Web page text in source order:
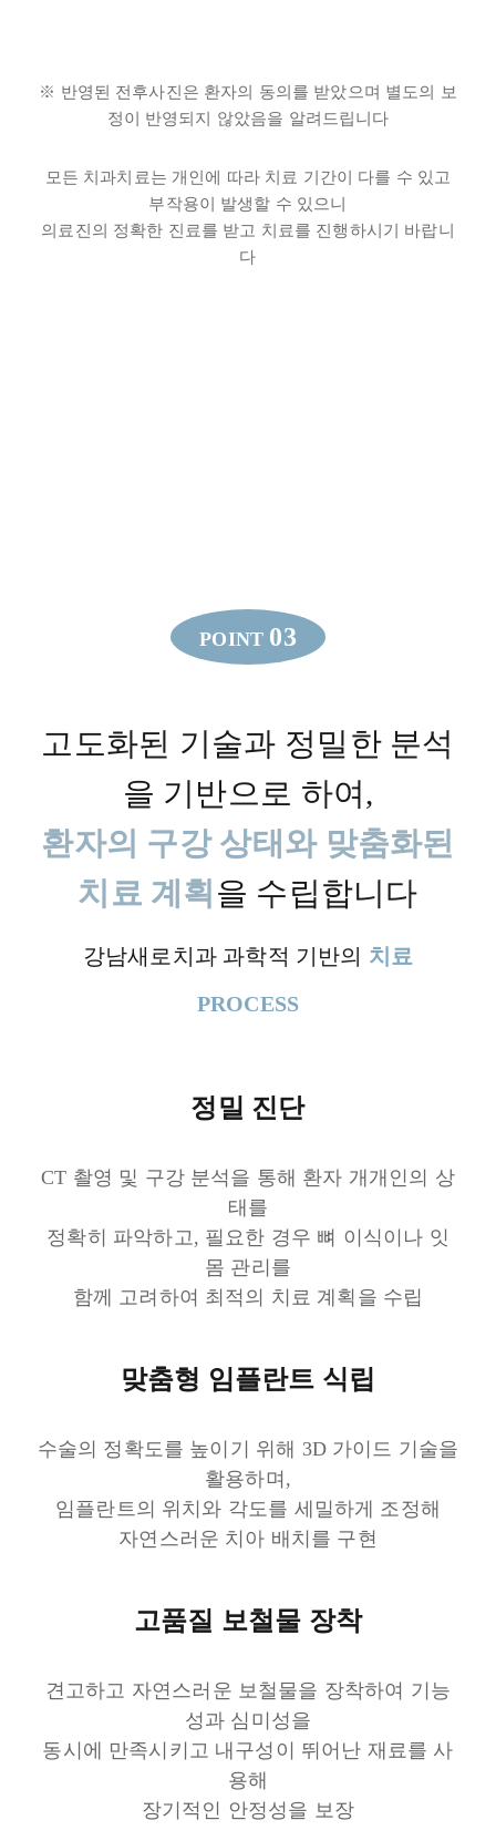
※ 반영된 전후사진은 환자의 동의를 받았으며 별도의 보
정이 반영되지 않았음을 알려드립니다
모든 치과치료는 개인에 따라 치료 기간이 다를 수 있고
부작용이 발생할 수 있으니
의료진의 정확한 진료를 받고 치료를 진행하시기 바랍니
다
POINT 03
고도화된 기술과 정밀한 분석
을 기반으로 하여,
환자의 구강 상태와 맞춤화된
치료 계획 을 수립합니다
강남새로치과 과학적 기반의 치료
PROCESS
정밀 진단
CT 촬영 및 구강 분석을 통해 환자 개개인의 상
태를
정확히 파악하고, 필요한 경우 뼈 이식이나 잇
몸 관리를
함께 고려하여 최적의 치료 계획을 수립
맞춤형 임플란트 식립
수술의 정확도를 높이기 위해 3D 가이드 기술을
활용하며,
임플란트의 위치와 각도를 세밀하게 조정해
자연스러운 치아 배치를 구현
고품질 보철물 장착
견고하고 자연스러운 보철물을 장착하여 기능
성과 심미성을
동시에 만족시키고 내구성이 뛰어난 재료를 사
용해
장기적인 안정성을 보장